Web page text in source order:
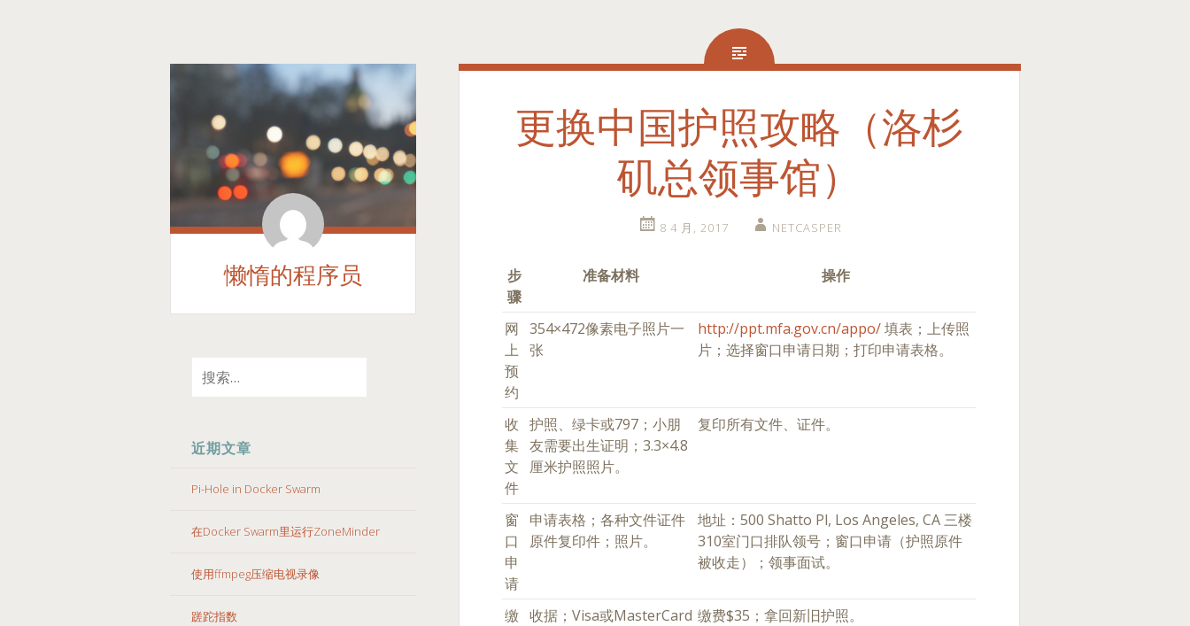
懒惰的程序员
TO
近期文章
Pi-Hole in Docker Swarm
在Docker Swarm里运行ZoneMinder
使用ffmpeg压缩电视录像
蹉跎指数
更换中国护照攻略（洛杉
矶总领事馆）
8 4 月, 2017 NETCASPER
步
骤
准备材料 操作
网
上
预
约
354×472像素电子照片一
张
http://ppt.mfa.gov.cn/appo/填表；上传照
片；选择窗口申请日期；打印申请表格。
收
集
文
件
护照、绿卡或797；小朋
友需要出生证明；3.3×4.8
厘米护照照片。
复印所有文件、证件。
窗
口
申
请
申请表格；各种文件证件
原件复印件；照片。
地址：500 Shatto Pl, Los Angeles, CA 三楼
310室门口排队领号；窗口申请（护照原件
被收走）；领事面试。
缴 收据；Visa或MasterCard 缴费$35；拿回新旧护照。